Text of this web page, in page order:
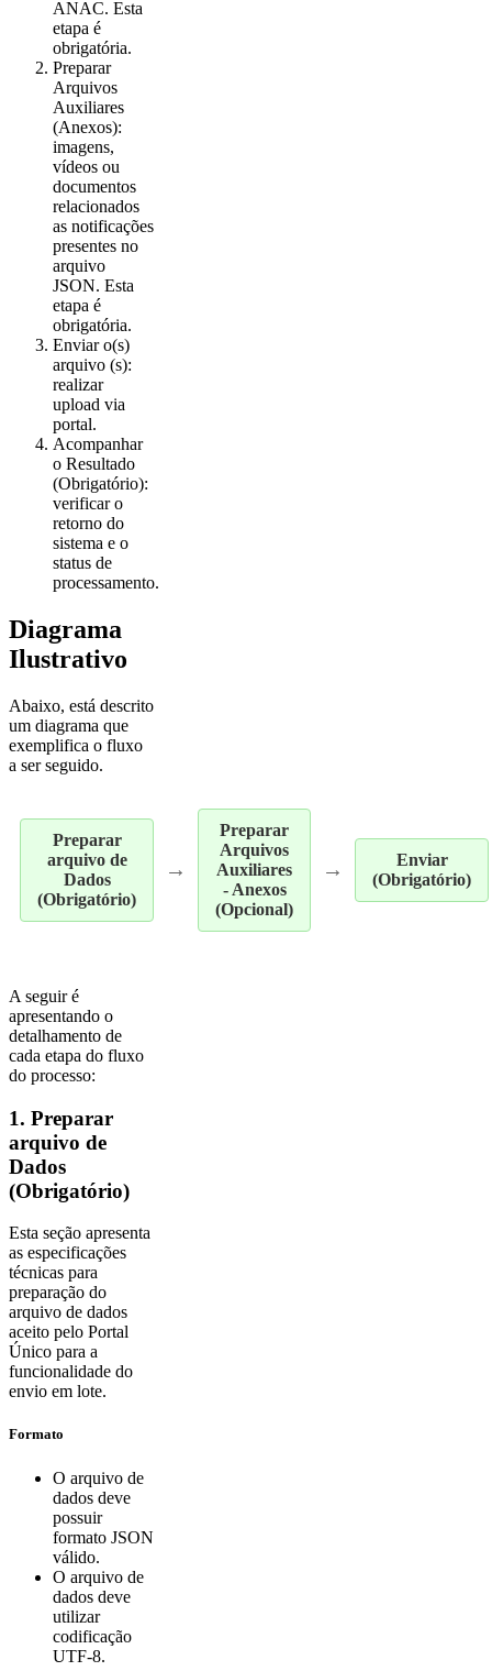
ANAC. Esta
etapa é
obrigatória.
Preparar
Arquivos
Auxiliares
(Anexos):
imagens,
vídeos ou
documentos
relacionados
as notificações
presentes no
arquivo
JSON. Esta
etapa é
obrigatória.
Enviar o(s)
arquivo (s):
realizar
upload via
portal.
Acompanhar
o Resultado
(Obrigatório):
verificar o
retorno do
sistema e o
status de
processamento.
Diagrama
Ilustrativo
Abaixo, está descrito
um diagrama que
exemplifica o fluxo
a ser seguido.
Preparar
arquivo de
Dados
(Obrigatório)
→
Preparar
Arquivos
Auxiliares
- Anexos
(Opcional)
→
Enviar
(Obrigatório)
A seguir é
apresentando o
detalhamento de
cada etapa do fluxo
do processo:
1. Preparar
arquivo de
Dados
(Obrigatório)
Esta seção apresenta
as especificações
técnicas para
preparação do
arquivo de dados
aceito pelo Portal
Único para a
funcionalidade do
envio em lote.
Formato
O arquivo de
dados deve
possuir
formato JSON
válido.
O arquivo de
dados deve
utilizar
codificação
UTF-8.